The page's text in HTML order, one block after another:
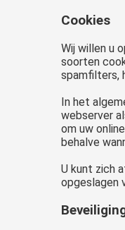
Cookies
Wij willen u
soorten
spamfilters,
In het
webserver
om uw
behalve
U kunt zich
opgeslagen